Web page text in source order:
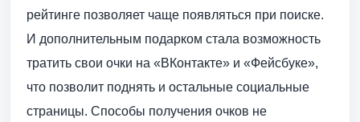
рейтинге позволяет чаще появляться при поиске.
И дополнительным подарком стала возможность
тратить свои очки на «ВКонтакте» и «Фейсбуке»,
что позволит поднять и остальные социальные
страницы. Способы получения очков не